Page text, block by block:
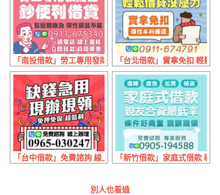
「南投借款」勞工專用發財金 鈔便利借貸 | 一通電話線上
「台北借款」實拿免扣 輕鬆
「台中借款」免費諮詢 線上辦理 | 缺錢急用 現辦現領免押
「新竹借款」家庭式借款 親
別人也看過